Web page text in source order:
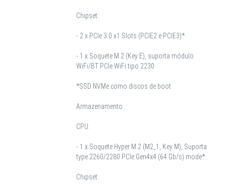
Chipset:
- 2 x PCIe 3.0 x1 Slots (PCIE2 e PCIE3)*
- 1 x Soquete M.2 (Key E), suporta módulo
WiFi/BT PCIe WiFi tipo 2230
*SSD NVMe como discos de boot
Armazenamento
CPU:
- 1 x Soquete Hyper M.2 (M2_1, Key M), Suporta
type 2260/2280 PCIe Gen4x4 (64 Gb/s) mode*
Chipset: